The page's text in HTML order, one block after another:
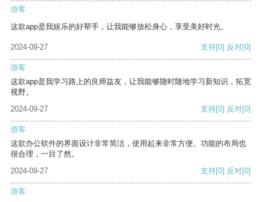
游客
这款app是我娱乐的好帮手，让我能够放松身心，享受美好时光。
2024-09-27 支持[0] 反对[0]
游客
这款app是我学习路上的良师益友，让我能够随时随地学习新知识，拓宽
视野。
2024-09-27
支持[0] 反对[0]
游客
这款办公软件的界面设计非常简洁，使用起来非常方便。功能的布局也
很合理，一目了然。
2024-09-27
支持[0] 反对[0]
游客